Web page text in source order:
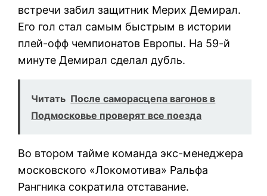
встречи забил защитник Мерих Демирал.
Его гол стал самым быстрым в истории
плей-офф чемпионатов Европы. На 59-й
минуте Демирал сделал дубль.
Читать После саморасцепа вагонов в
Подмосковье проверят все поезда
Во втором тайме команда экс-менеджера
московского «Локомотива» Ральфа
Рангника сократила отставание.